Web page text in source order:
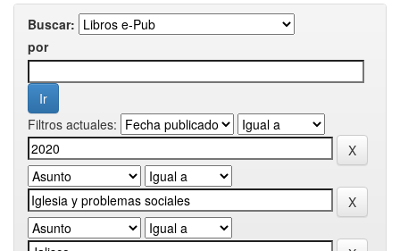
Buscar:
por
Filtros actuales: